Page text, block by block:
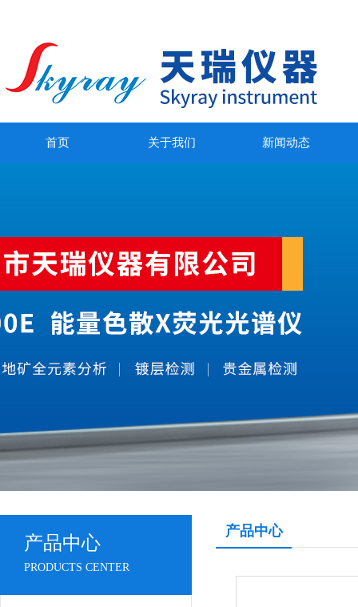
首页 关于我们 新闻动态
产品中心
PRODUCTS CENTER
产品中心